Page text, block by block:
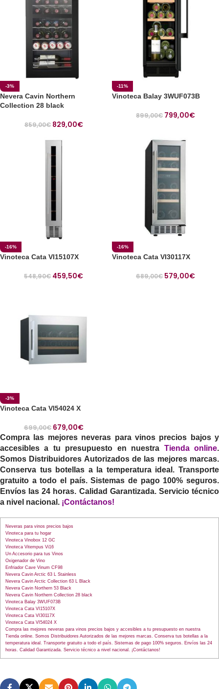
-3%
Nevera Cavin Northern
Collection 28 black
859,00€ 829,00€
-11%
Vinoteca Balay 3WUF073B
899,00€ 799,00€
-16%
Vinoteca Cata VI15107X
548,90€ 459,50€
-16%
Vinoteca Cata VI30117X
689,00€ 579,00€
-3%
Vinoteca Cata VI54024 X
699,00€ 679,00€
Compra las mejores neveras para vinos precios bajos y
accesibles a tu presupuesto en nuestra Tienda online.
Somos Distribuidores Autorizados de las mejores marcas.
Conserva tus botellas a la temperatura ideal. Transporte
gratuito a todo el país. Sistemas de pago 100% seguros.
Envíos las 24 horas. Calidad Garantizada. Servicio técnico
a nivel nacional. ¡Contáctanos!
Neveras para vinos precios bajos
Vinoteca para tu hogar
Vinoteca Vinobox 12 GC
Vinoteca Vitempus Vi16
Un Accesorio para tus Vinos
Oxigenador de Vino
Enfriador Cave Vinum CF98
Nevera Cavin Arctic 63 L Stainless
Nevera Cavin Arctic Collection 63 L Black
Nevera Cavin Northern 53 Black
Nevera Cavin Northern Collection 28 black
Vinoteca Balay 3WUF073B
Vinoteca Cata VI15107X
Vinoteca Cata VI30117X
Vinoteca Cata VI54024 X
Compra las mejores neveras para vinos precios bajos y accesibles a tu presupuesto en nuestra
Tienda online. Somos Distribuidores Autorizados de las mejores marcas. Conserva tus botellas a la
temperatura ideal. Transporte gratuito a todo el país. Sistemas de pago 100% seguros. Envíos las 24
horas. Calidad Garantizada. Servicio técnico a nivel nacional. ¡Contáctanos!